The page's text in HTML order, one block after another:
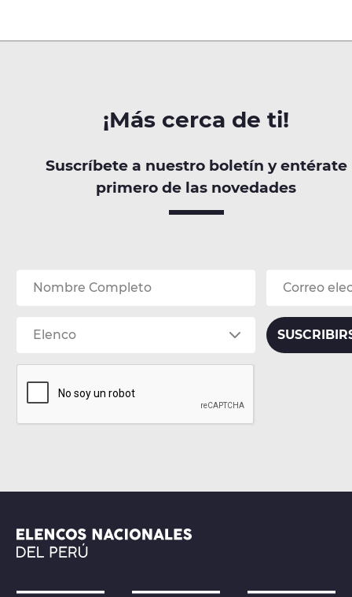
¡Más cerca de ti!
Suscríbete a nuestro boletín y entérate
primero de las novedades